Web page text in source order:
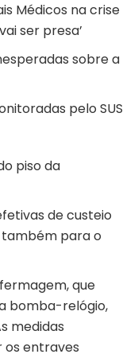
Médicos na crise
ser presa’
sobre a
pelo SUS
piso da
de custeio
também para o
, que
bomba-relógio,
medidas
os entraves